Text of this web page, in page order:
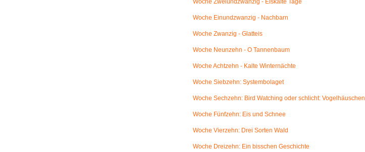
Woche Zweiundzwanzig - Eiskalte Tage
Woche Einundzwanzig - Nachbarn
Woche Zwanzig - Glatteis
Woche Neunzehn - O Tannenbaum
Woche Achtzehn - Kalte Winternächte
Woche Siebzehn: Systembolaget
Woche Sechzehn: Bird Watching oder schlicht: Vogelhäuschen
Woche Fünfzehn: Eis und Schnee
Woche Vierzehn: Drei Sorten Wald
Woche Dreizehn: Ein bisschen Geschichte